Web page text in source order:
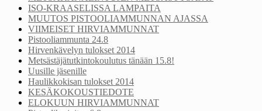
ISO-KRAASELISSA LAMPAITA
MUUTOS PISTOOLIAMMUNNAN AJASSA
VIIMEISET HIRVIAMMUNNAT
Pistooliammunta 24.8
Hirvenkävelyn tulokset 2014
Metsästäjätutkintokoulutus tänään 15.8!
Uusille jäsenille
Haulikkokisan tulokset 2014
KESÄKOKOUSTIEDOTE
ELOKUUN HIRVIAMMUNNAT